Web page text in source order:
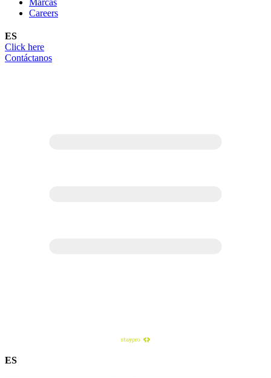
Marcas
Careers
ES
Click here
Contáctanos
ES